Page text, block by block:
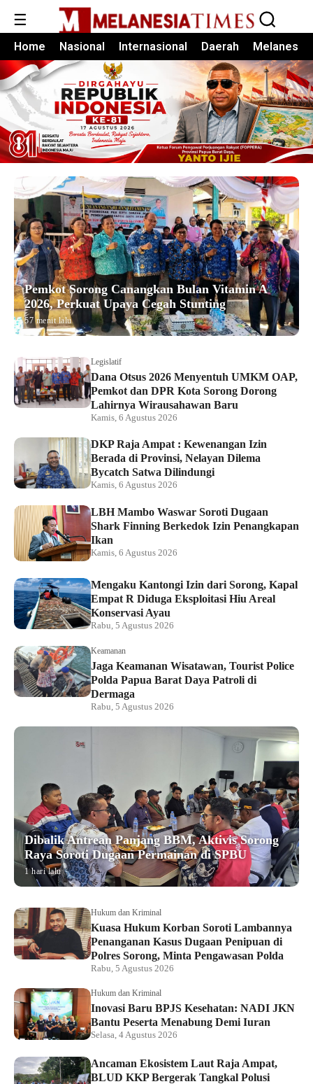
☰
Home Nasional Internasional Daerah Melanesia
Pemkot Sorong Canangkan Bulan Vitamin A
2026, Perkuat Upaya Cegah Stunting
57 menit lalu
Legislatif
Dana Otsus 2026 Menyentuh UMKM OAP,
Pemkot dan DPR Kota Sorong Dorong
Lahirnya Wirausahawan Baru
Kamis, 6 Agustus 2026
DKP Raja Ampat : Kewenangan Izin
Berada di Provinsi, Nelayan Dilema
Bycatch Satwa Dilindungi
Kamis, 6 Agustus 2026
LBH Mambo Waswar Soroti Dugaan
Shark Finning Berkedok Izin Penangkapan
Ikan
Kamis, 6 Agustus 2026
Mengaku Kantongi Izin dari Sorong, Kapal
Empat R Diduga Eksploitasi Hiu Areal
Konservasi Ayau
Rabu, 5 Agustus 2026
Keamanan
Jaga Keamanan Wisatawan, Tourist Police
Polda Papua Barat Daya Patroli di
Dermaga
Rabu, 5 Agustus 2026
Dibalik Antrean Panjang BBM, Aktivis Sorong
Raya Soroti Dugaan Permainan di SPBU
1 hari lalu
Hukum dan Kriminal
Kuasa Hukum Korban Soroti Lambannya
Penanganan Kasus Dugaan Penipuan di
Polres Sorong, Minta Pengawasan Polda
Rabu, 5 Agustus 2026
Hukum dan Kriminal
Inovasi Baru BPJS Kesehatan: NADI JKN
Bantu Peserta Menabung Demi Iuran
Selasa, 4 Agustus 2026
Ancaman Ekosistem Laut Raja Ampat,
BLUD KKP Bergerak Tangkal Polusi